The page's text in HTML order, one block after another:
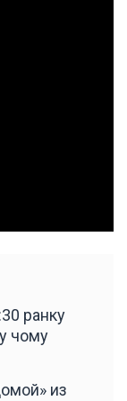
ранку
чому
из